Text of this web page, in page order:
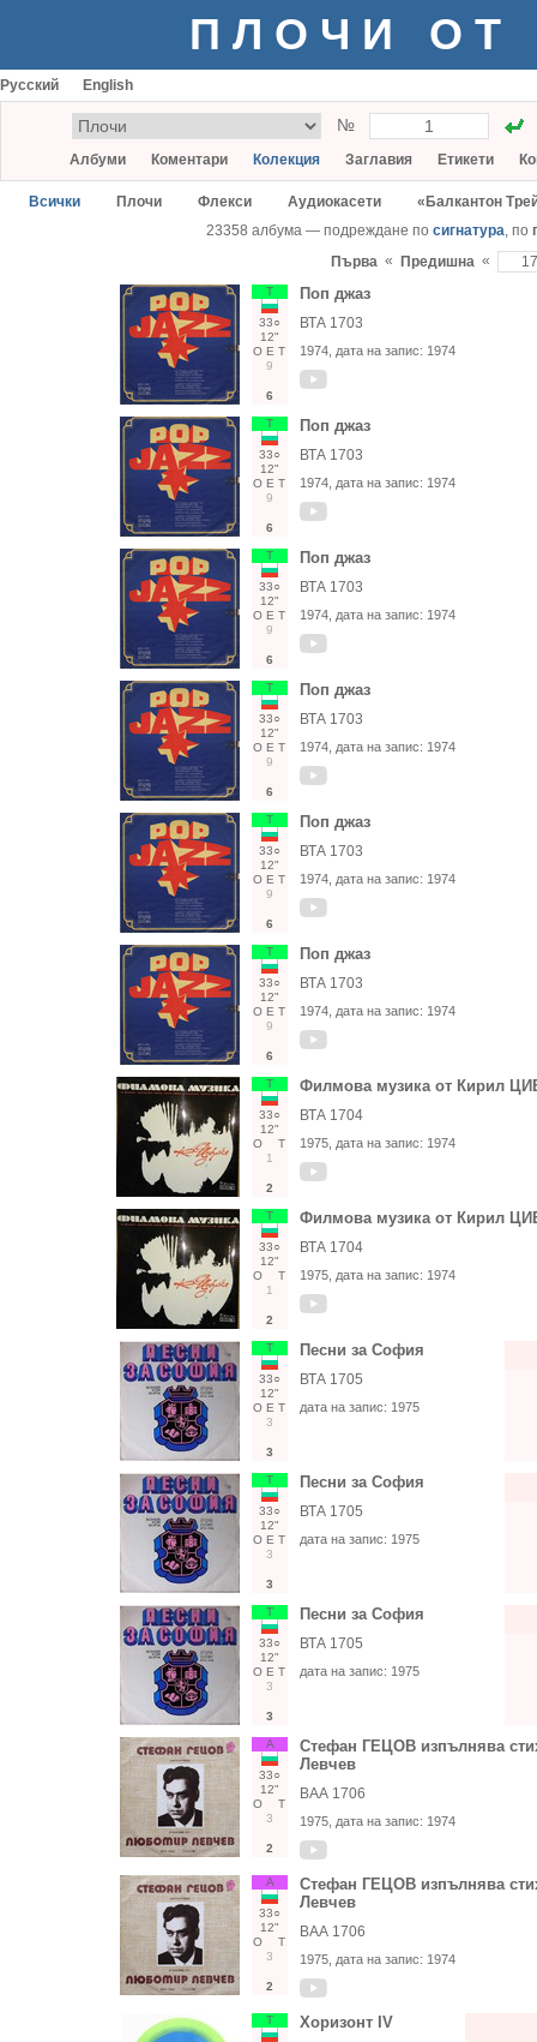
ПЛОЧИ ОТ
Русский English
№
Албуми Коментари Колекция Заглавия Етикети
Всички Плочи Флекси Аудиокасети
«Балкантон
23358 албума — подреждане по сигнатура, по
Първа « Предишна «
Т
33○
12"
О Е Т
9
6
Поп джаз
ВТА 1703
1974 , дата на запис: 1974
Т
33○
12"
О Е Т
9
6
Поп джаз
ВТА 1703
1974 , дата на запис: 1974
Т
33○
12"
О Е Т
9
6
Поп джаз
ВТА 1703
1974 , дата на запис: 1974
Т
33○
12"
О Е Т
9
6
Поп джаз
ВТА 1703
1974 , дата на запис: 1974
Т
33○
12"
О Е Т
9
6
Поп джаз
ВТА 1703
1974 , дата на запис: 1974
Т
33○
12"
О Е Т
9
6
Поп джаз
ВТА 1703
1974 , дата на запис: 1974
Т
33○
12"
О
Т
1
2
Филмова музика от Кирил
ВТА 1704
1975 , дата на запис: 1974
Т
33○
12"
О
Т
1
2
Филмова музика от Кирил
ВТА 1704
1975 , дата на запис: 1974
Т
33○
12"
О Е Т
3
3
Песни за София
ВТА 1705
дата на запис: 1975
Т
33○
12"
О Е Т
3
3
Песни за София
ВТА 1705
дата на запис: 1975
Т
33○
12"
О Е Т
3
3
Песни за София
ВТА 1705
дата на запис: 1975
А
33○
12"
О
Т
3
2
Стефан ГЕЦОВ изпълнява
Левчев
ВАА 1706
1975 , дата на запис: 1974
А
33○
12"
О
Т
3
2
Стефан ГЕЦОВ изпълнява
Левчев
ВАА 1706
1975 , дата на запис: 1974
Т Хоризонт IV